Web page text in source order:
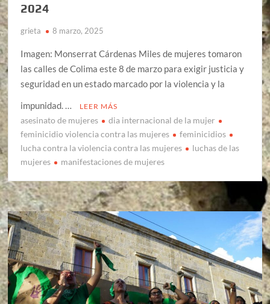
2024
grieta 8 marzo, 2025
Imagen: Monserrat Cárdenas Miles de mujeres tomaron
las calles de Colima este 8 de marzo para exigir justicia y
seguridad en un estado marcado por la violencia y la
impunidad. …
LEER MÁS
asesinato de mujeres
dia internacional de la mujer
feminicidio violencia contra las mujeres
feminicidios
lucha contra la violencia contra las mujeres
luchas de las
mujeres
manifestaciones de mujeres